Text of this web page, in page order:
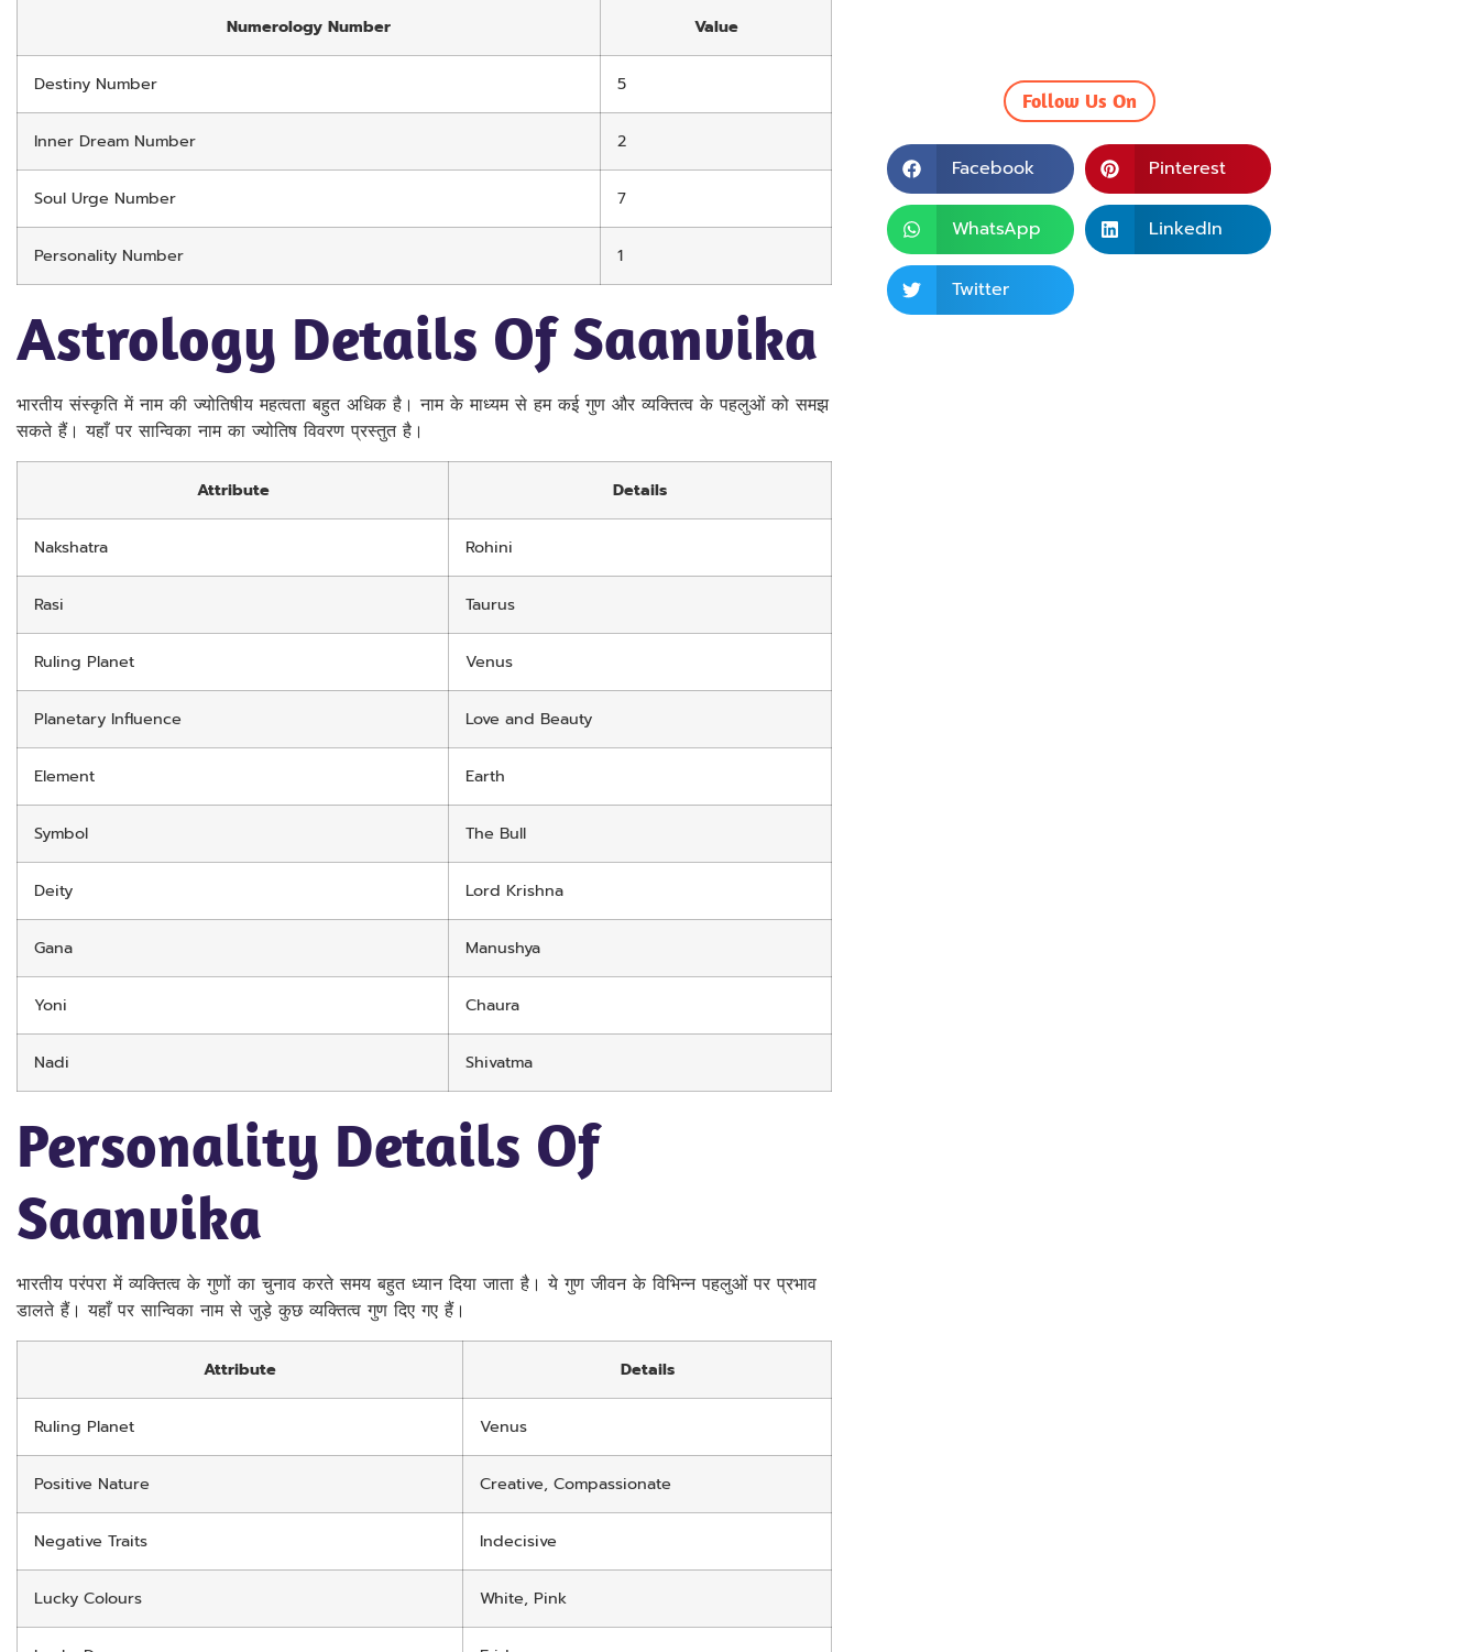
Numerology Number Value
Destiny Number 5
Inner Dream Number 2
Soul Urge Number 7
Personality Number 1
Astrology Details Of Saanvika
भारतीय संस्कृति में नाम की ज्योतिषीय महत्वता बहुत अधिक है। नाम के माध्यम से हम कई गुण और व्यक्तित्व के पहलुओं को समझ
सकते हैं। यहाँ पर सान्विका नाम का ज्योतिष विवरण प्रस्तुत है।
Attribute Details
Nakshatra Rohini
Rasi Taurus
Ruling Planet Venus
Planetary Influence Love and Beauty
Element Earth
Symbol The Bull
Deity Lord Krishna
Gana Manushya
Yoni Chaura
Nadi Shivatma
Personality Details Of
Saanvika
भारतीय परंपरा में व्यक्तित्व के गुणों का चुनाव करते समय बहुत ध्यान दिया जाता है। ये गुण जीवन के विभिन्न पहलुओं पर प्रभाव
डालते हैं। यहाँ पर सान्विका नाम से जुड़े कुछ व्यक्तित्व गुण दिए गए हैं।
Attribute Details
Ruling Planet Venus
Positive Nature Creative, Compassionate
Negative Traits Indecisive
Lucky Colours White, Pink
Follow Us On
Facebook Pinterest
WhatsApp LinkedIn
Twitter